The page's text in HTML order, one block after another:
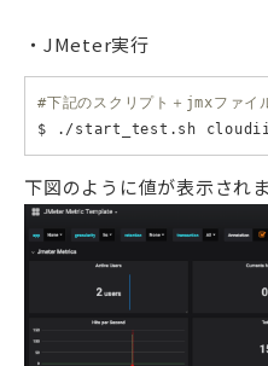
JMeter実行
#下記のスクリプト＋jmxファ
下図のように値が表示されま